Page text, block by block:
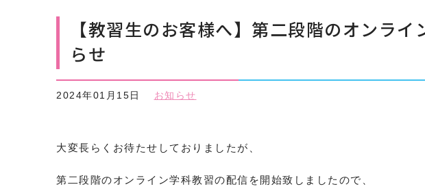
【教習生のお客様へ】第二段階のオンラ
らせ
2024年01月15日 お知らせ
大変長らくお待たせしておりましたが、
第二段階のオンライン学科教習の配信を開始致しましたので、